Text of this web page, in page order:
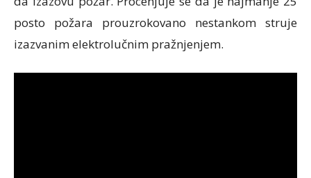
posto požara prouzrokovano nestankom struje
izazvanim elektrolučnim pražnjenjem.